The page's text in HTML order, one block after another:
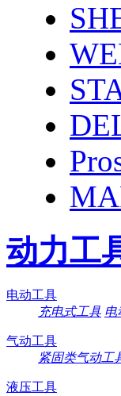
动力工
电动工具
充电式工具 电
气动工具
紧固类气动工
液压工具